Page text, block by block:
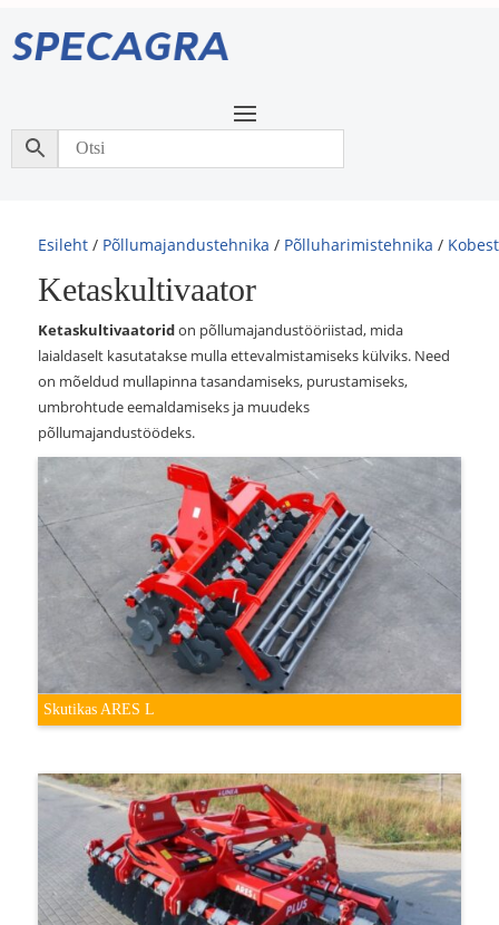
Esileht / Põllumajandustehnika / Põlluharimistehnika /
Ketaskultivaator
Ketaskultivaatoridon põllumajandustööriistad, mida
laialdaselt kasutatakse mulla ettevalmistamiseks külviks. Need
on mõeldud mullapinna tasandamiseks, purustamiseks,
umbrohtude eemaldamiseks ja muudeks
põllumajandustöödeks.
Skutikas ARES L